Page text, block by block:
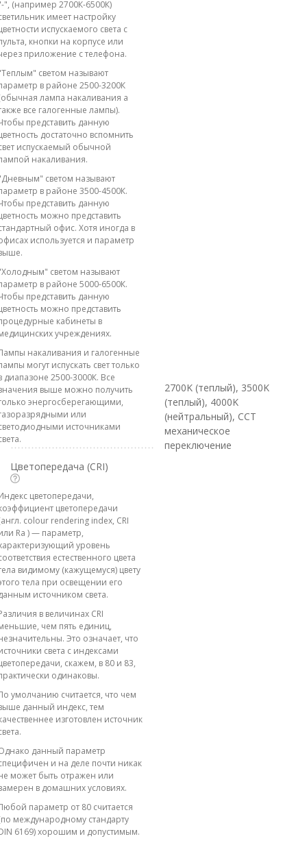
", (например 2700К-6500К)
имеет настройку
испускаемого света с
кнопки на корпусе или
приложение с телефона.
светом называют
в районе 2500-3200К
лампа накаливания а
все галогенные лампы).
представить данную
достаточно вспомнить
испускаемый обычной
накаливания.
светом называют
в районе 3500-4500К.
представить данную
можно представить
офис. Хотя иногда в
используется и параметр
светом называют
в районе 5000-6500К.
представить данную
можно представить
кабинеты в
учреждениях.
накаливания и галогенные
могут испускать свет только
диапазоне 2500-3000К. Все
выше можно получить
энергосберегающими,
или
источниками
2700K (теплый), 3500K
(теплый), 4000K
(нейтральный), CCT
механическое
переключение
Цветопередача (CRI)
цветопередачи,
цветопередачи
colour rendering index, CRI
Ra ) — параметр,
уровень
естественного цвета
видимому (кажущемуся) цвету
тела при освещении его
источником света.
в величинах CRI
чем пять единиц,
Это означает, что
света с индексами
скажем, в 80 и 83,
одинаковы.
умолчанию считается, что чем
данный индекс, тем
изготовлен источник
данный параметр
и на деле почти никак
может быть отражен или
в домашних условиях.
параметр от 80 считается
международному стандарту
6169) хорошим и допустимым.